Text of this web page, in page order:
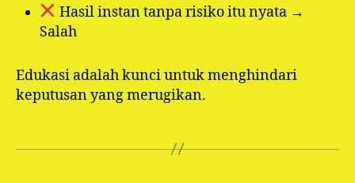
Hasil instan tanpa risiko itu nyata →
Salah
Edukasi adalah kunci untuk menghindari
keputusan yang merugikan.